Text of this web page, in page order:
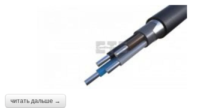
Кабель в туннеле
Кабель для ввода
читать дальше →